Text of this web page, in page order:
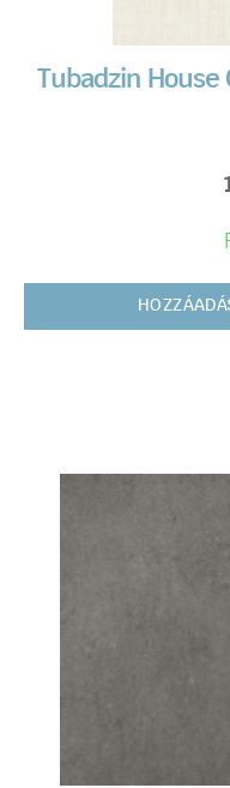
Tubadzin House